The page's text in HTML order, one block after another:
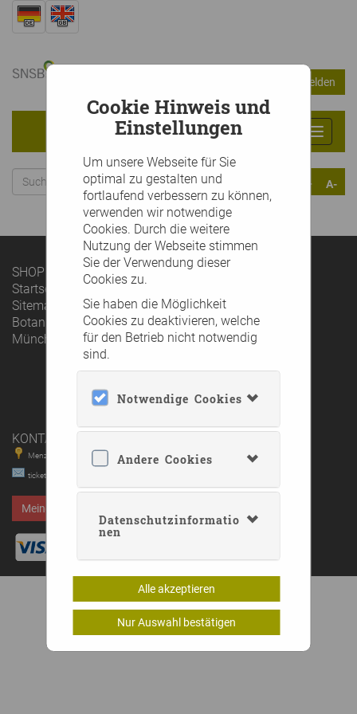
Cookie Hinweis und
Einstellungen
Um unsere Webseite für Sie
optimal zu gestalten und
fortlaufend verbessern zu können,
verwenden wir notwendige
Cookies. Durch die weitere
Nutzung der Webseite stimmen
Sie der Verwendung dieser
Cookies zu.
Sie haben die Möglichkeit
Cookies zu deaktivieren, welche
für den Betrieb nicht notwendig
sind.
Notwendige Cookies
Andere Cookies
Datenschutzinformatio
nen
Alle akzeptieren
Nur Auswahl bestätigen
Anmelden
Toggle
A-
A+
SHOP
Startseite
Sitemap
Botanischer Garten
München
SERVICE
INFORMATION
Impressum
Datenschutz
Barrierefreiheit
KONTAKT
Menzinger Str. 65, 80638 München
tickets@snsb.de
Meinen Kauf widerrufen